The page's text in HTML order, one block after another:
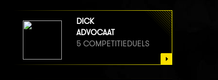
DICK
ADVOCAAT
5 COMPETITIEDUELS